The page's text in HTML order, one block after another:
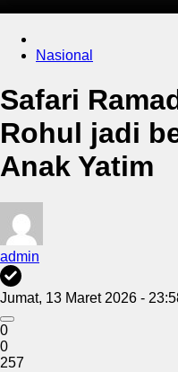
Nasional
Safari
Rohul jadi
Anak Yatim
admin
Jumat, 13 Maret 2026 -
0
0
257